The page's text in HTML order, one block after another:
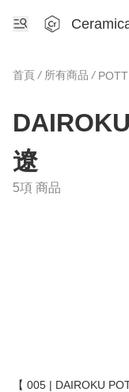
首頁 / 所有商品 /
遼
5項 商品
【 005 | DAIROKU